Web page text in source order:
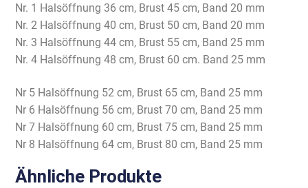
Nr. 1 Halsöffnung 36 cm, Brust 45 cm, Band 20 mm
Nr. 2 Halsöffnung 40 cm, Brust 50 cm, Band 20 mm
Nr. 3 Halsöffnung 44 cm, Brust 55 cm, Band 25 mm
Nr. 4 Halsöffnung 48 cm, Brust 60 cm. Band 25 mm
Nr 5 Halsöffnung 52 cm, Brust 65 cm, Band 25 mm
Nr 6 Halsöffnung 56 cm, Brust 70 cm, Band 25 mm
Nr 7 Halsöffnung 60 cm, Brust 75 cm, Band 25 mm
Nr 8 Halsöffnung 64 cm, Brust 80 cm, Band 25 mm
Ähnliche Produkte